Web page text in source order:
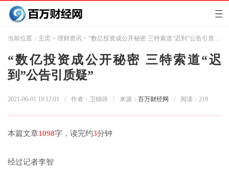
当前位置： 主页 > 理财资讯 > “数亿投资成公开秘密 三特索道“迟到”公告引质疑”
“数亿投资成公开秘密 三特索道“迟
到”公告引质疑”
2021-06-01 19:12:01 / 作者：卫锦诗 / 来源： 百万财经网 / 阅读： 219
本篇文章1098字，读完约3分钟
经过记者李智